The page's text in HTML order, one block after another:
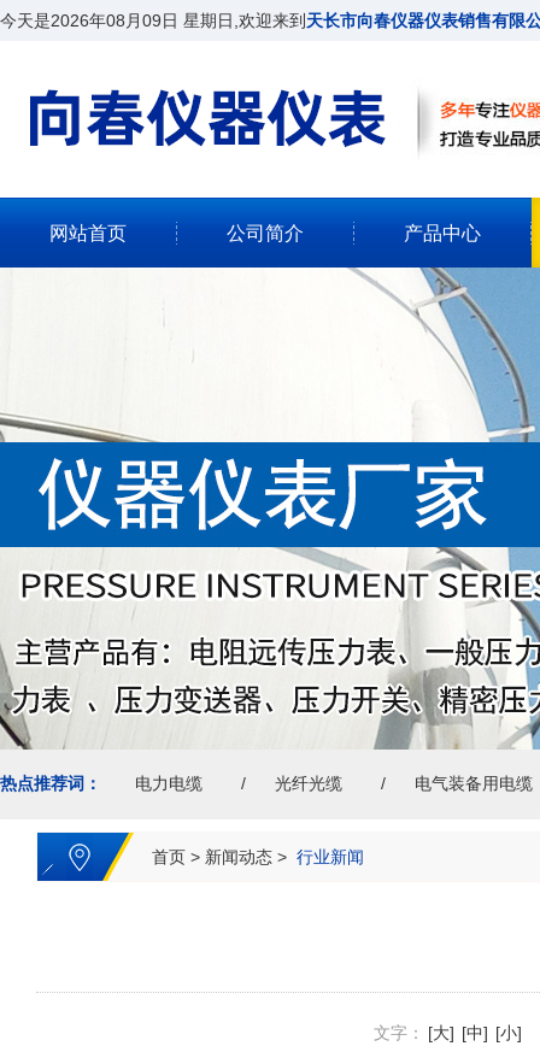
今天是2026年08月09日 星期日,欢迎来到 天长市向春仪器仪表销售有限
网站首页 公司简介 产品中心
热点推荐词： 电力电缆 光纤光缆 电气装备用电缆
首页 > 新闻动态 > 行业新闻
文字： [大] [中] [小]